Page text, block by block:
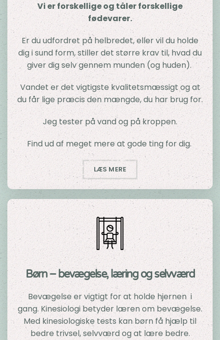
Vi er forskellige og tåler forskellige
fødevarer.
Er du udfordret på helbredet, eller vil du holde
dig i sund form, stiller det større krav til, hvad du
giver dig selv gennem munden (og huden).
Vandet er det vigtigste kvalitetsmæssigt og at
du får lige præcis den mængde, du har brug for.
Jeg tester på vand og på kroppen.
Find ud af meget mere at gode ting for dig.
LÆS MERE
Børn – bevægelse, læring og selvværd
Bevægelse er vigtigt for at holde hjernen i
gang. Kinesiologi betyder læren om bevægelse.
Med kinesiologiske tests kan børn få hjælp til
bedre trivsel, selvværd og at lære bedre.